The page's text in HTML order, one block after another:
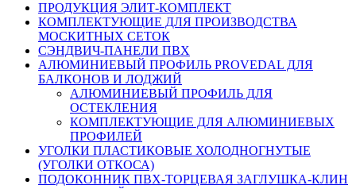
ПРОДУКЦИЯ ЭЛИТ-КОМПЛЕКТ
КОМПЛЕКТУЮЩИЕ ДЛЯ ПРОИЗВОДСТВА
МОСКИТНЫХ СЕТОК
СЭНДВИЧ-ПАНЕЛИ ПВХ
АЛЮМИНИЕВЫЙ ПРОФИЛЬ PROVEDAL ДЛЯ
БАЛКОНОВ И ЛОДЖИЙ
АЛЮМИНИЕВЫЙ ПРОФИЛЬ ДЛЯ
ОСТЕКЛЕНИЯ
КОМПЛЕКТУЮЩИЕ ДЛЯ АЛЮМИНИЕВЫХ
ПРОФИЛЕЙ
УГОЛКИ ПЛАСТИКОВЫЕ ХОЛОДНОГНУТЫЕ
(УГОЛКИ ОТКОСА)
ПОДОКОННИК ПВХ-ТОРЦЕВАЯ ЗАГЛУШКА-КЛИН